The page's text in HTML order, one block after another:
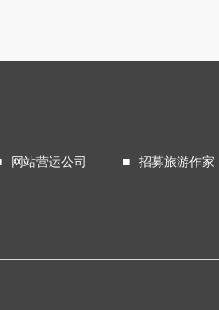
网站营运公司 招募旅游作家